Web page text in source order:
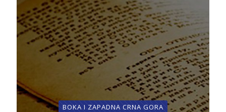
BOKA I ZAPADNA CRNA GORA